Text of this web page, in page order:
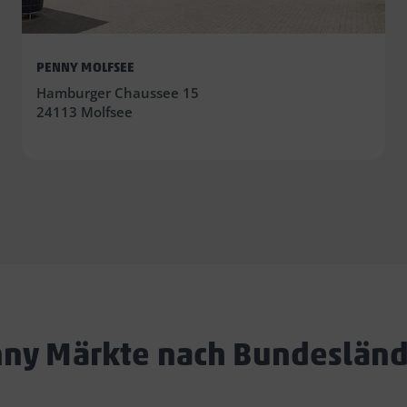
PENNY MOLFSEE
Hamburger Chaussee 15
24113 Molfsee
Märkte nach